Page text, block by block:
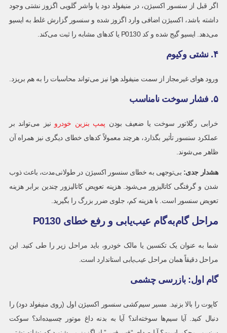
اگر قبل از سنسور اکسیژن، در منیفولد دود یا واشر گلویی اگزوز نشتی وجود
داشته باشد، اکسیژن اضافی وارد اگزوز شده و سنسور گزارش غلط به ایسیو
می‌دهد. ایسیو گیج شده و کد P0130 یا کدهای مشابه را ثبت می‌کند.
۴. نشتی وکیوم
ورود هوای غیرمجاز از سمت منیفولد هوا نیز می‌تواند محاسبات را به هم بریزد.
۵. فشار سوخت نامناسب
خرابی رگلاتور سوخت یا ضعیف بودن پمپ بنزین خودرو نیز می‌تواند بر
عملکرد سنسور تأثیر بگذارد، هرچند معمولاً کدهای خطای دیگری نیز همراه آن
ظاهر می‌شوند.
هشدار جدی: بی‌توجهی به خطای سنسور اکسیژن در طولانی‌مدت، باعث ذوب
شدن و گرفتگی کاتالیزور می‌شود. هزینه تعویض کاتالیزور چندین برابر هزینه
تعویض سنسور است. با هزینه کم، جلوی ضرر بزرگ را بگیرید.
مراحل گام‌به‌گام عیب‌یابی و رفع خطای P0130
شما به عنوان یک تکنسین یا مالک خودرو، باید مراحل زیر را طی کنید. این
مراحل دقیقاً همان مراحل عیب‌یابی استاندارد است.
گام اول: بازرسی چشمی
کاپوت را بالا بزنید. مسیر سیم‌کشی سنسور اکسیژن اول (روی منیفولد دود) را
دنبال کنید. آیا سیم‌ها سوخته‌اند؟ آیا به بدنه داغ موتور چسبیده‌اند؟ سوکت